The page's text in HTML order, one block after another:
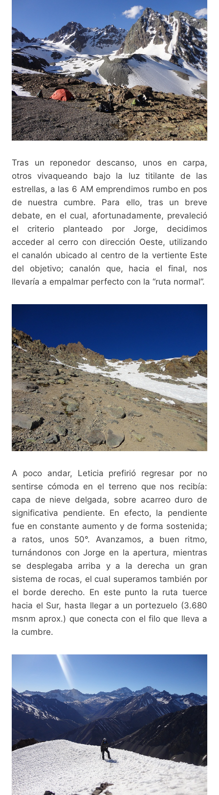
Tras un reponedor descanso, unos en carpa,
otros vivaqueando bajo la luz titilante de las
estrellas, a las 6 AM emprendimos rumbo en pos
de nuestra cumbre. Para ello, tras un breve
debate, en el cual, afortunadamente, prevaleció
el criterio planteado por Jorge, decidimos
acceder al cerro con dirección Oeste, utilizando
el canalón ubicado al centro de la vertiente Este
del objetivo; canalón que, hacia el final, nos
llevaría a empalmar perfecto con la “ruta normal”.
A poco andar, Leticia prefirió regresar por no
sentirse cómoda en el terreno que nos recibía:
capa de nieve delgada, sobre acarreo duro de
significativa pendiente. En efecto, la pendiente
fue en constante aumento y de forma sostenida;
a ratos, unos 50°. Avanzamos, a buen ritmo,
turnándonos con Jorge en la apertura, mientras
se desplegaba arriba y a la derecha un gran
sistema de rocas, el cual superamos también por
el borde derecho. En este punto la ruta tuerce
hacia el Sur, hasta llegar a un portezuelo (3.680
msnm aprox.) que conecta con el filo que lleva a
la cumbre.